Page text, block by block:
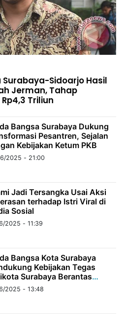
Sidoarjo Hasil
Jerman, Tahap
Triliun
Bangsa Surabaya Dukung
Pesantren, Sejalan
Kebijakan Ketum PKB
2025 - 21:00
Jadi Tersangka Usai Aksi
terhadap Istri Viral di
Sosial
2025 - 11:39
Bangsa Kota Surabaya
Kebijakan Tegas
Surabaya Berantas
Liar
2025 - 13:48